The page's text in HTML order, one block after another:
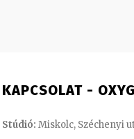
KAPCSOLAT -
Stúdió: Miskolc, Széchenyi